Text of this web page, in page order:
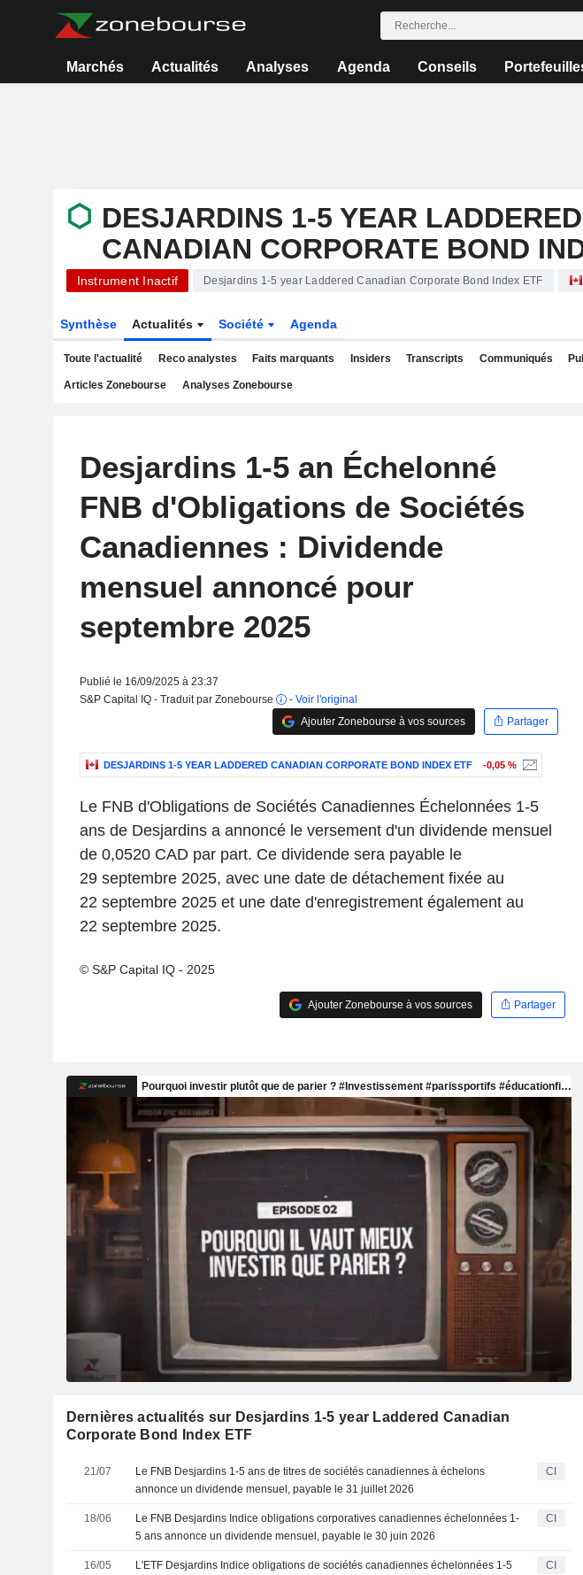
Marchés Actualités Analyses Agenda Conseils
DESJARDINS 1-5 YEAR LADDERED
CANADIAN CORPORATE BOND
Instrument Inactif Desjardins 1-5 year Laddered Canadian Corporate Bond Index ETF
Synthèse Actualités Société Agenda
Toute l'actualité Reco analystes Faits marquants Insiders Transcripts Communiqués
Articles Zonebourse Analyses Zonebourse
Desjardins 1-5 an Échelonné
FNB d'Obligations de Sociétés
Canadiennes : Dividende
mensuel annoncé pour
septembre 2025
Publié le 16/09/2025 à 23:37
S&P Capital IQ - Traduit par Zonebourse
- Voir l'original
Ajouter Zonebourse à vos sources
Partager
DESJARDINS 1-5 YEAR LADDERED CANADIAN CORPORATE BOND INDEX ETF -0,05 %
Le FNB d'Obligations de Sociétés Canadiennes Échelonnées 1-5
ans de Desjardins a annoncé le versement d'un dividende mensuel
de 0,0520 CAD par part. Ce dividende sera payable le
29 septembre 2025, avec une date de détachement fixée au
22 septembre 2025 et une date d'enregistrement également au
22 septembre 2025.
© S&P Capital IQ - 2025
Ajouter Zonebourse à vos sources Partager
Dernières actualités sur Desjardins 1-5 year Laddered Canadian
Corporate Bond Index ETF
21/07
Le FNB Desjardins 1-5 ans de titres de sociétés canadiennes à échelons
annonce un dividende mensuel, payable le 31 juillet 2026
CI
18/06
Le FNB Desjardins Indice obligations corporatives canadiennes échelonnées 1-
5 ans annonce un dividende mensuel, payable le 30 juin 2026
CI
16/05
L'ETF Desjardins Indice obligations de sociétés canadiennes échelonnées 1-5
CI